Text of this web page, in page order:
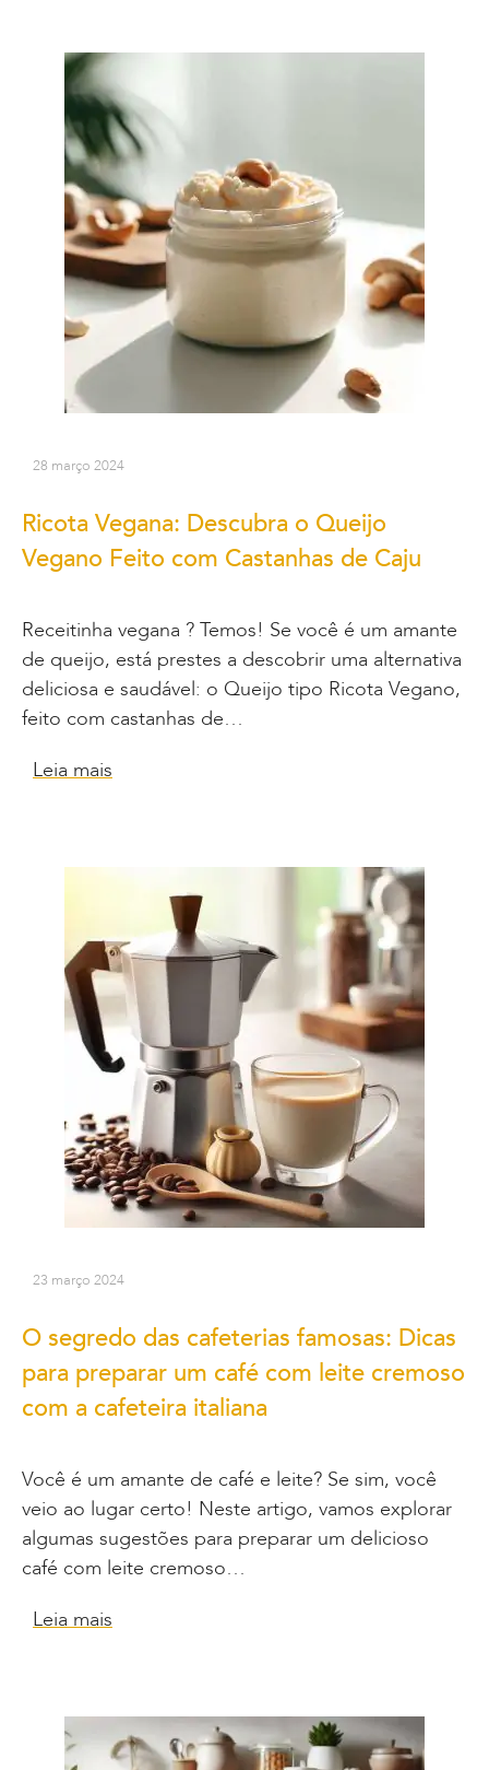
28 março 2024
Ricota Vegana: Descubra o Queijo
Vegano Feito com Castanhas de Caju
Receitinha vegana ? Temos! Se você é um amante
de queijo, está prestes a descobrir uma alternativa
deliciosa e saudável: o Queijo tipo Ricota Vegano,
feito com castanhas de…
Leia mais
23 março 2024
O segredo das cafeterias famosas: Dicas
para preparar um café com leite cremoso
com a cafeteira italiana
Você é um amante de café e leite? Se sim, você
veio ao lugar certo! Neste artigo, vamos explorar
algumas sugestões para preparar um delicioso
café com leite cremoso…
Leia mais